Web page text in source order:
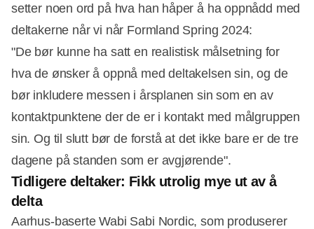
setter noen ord på hva han håper å ha oppnådd med
deltakerne når vi når Formland Spring 2024:
"De bør kunne ha satt en realistisk målsetning for
hva de ønsker å oppnå med deltakelsen sin, og de
bør inkludere messen i årsplanen sin som en av
kontaktpunktene der de er i kontakt med målgruppen
sin. Og til slutt bør de forstå at det ikke bare er de tre
dagene på standen som er avgjørende".
Tidligere deltaker: Fikk utrolig mye ut av å
delta
Aarhus-baserte Wabi Sabi Nordic, som produserer